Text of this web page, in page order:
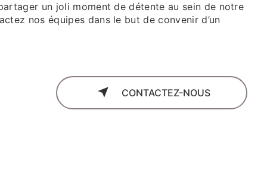
un joli moment de détente au sein de notre
nos équipes dans le but de convenir d’un
CONTACTEZ-NOUS